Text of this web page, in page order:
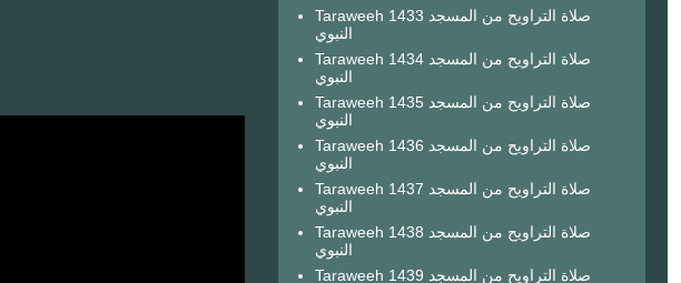
Taraweeh 1433 صلاة التراويح من المسجد
النبوي
Taraweeh 1434 صلاة التراويح من المسجد
النبوي
Taraweeh 1435 صلاة التراويح من المسجد
النبوي
Taraweeh 1436 صلاة التراويح من المسجد
النبوي
Taraweeh 1437 صلاة التراويح من المسجد
النبوي
Taraweeh 1438 صلاة التراويح من المسجد
النبوي
Taraweeh 1439 صلاة التراويح من المسجد